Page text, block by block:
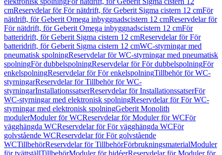
cmReservdelar för För nätdrift, för Geberit Sigma cistern 12 cmFör
nätdrift, för Geberit Omega inbyggnadscistern 12 cmReservdelar för
För nätdrift, för Geberit Omega inbyggnadscistern 12 cmFör
batteridrift, för Geberit Sigma cistern 12 cmReservdelar för För
batteridrift, för Geberit Sigma cistern 12 cmWC-styrningar med
pneumatisk spolningReservdelar för WC-styrningar med pneumatisk
spolningFör dubbelspolningReservdelar för För dubbelspolningFör
enkelspolningReservdelar för För enkelspolningTillbehör för WC-
styrningarReservdelar för Tillbehör för WC-
styrningarInstallationssatserReservdelar för InstallationssatserFör
WC-styrningar med elektronisk spolningReservdelar för För WC-
styrningar med elektronisk spolningGeberit Monolith
modulerModuler för WCReservdelar för Moduler för WCFör
vägghängda WCReservdelar för För vägghängda WCFör
golvstående WCReservdelar för För golvstående
WCTillbehörReservdelar för TillbehörFörbrukningsmaterialModuler
för tvättställTillbehörModuler för bidéerReservdelar för Moduler för